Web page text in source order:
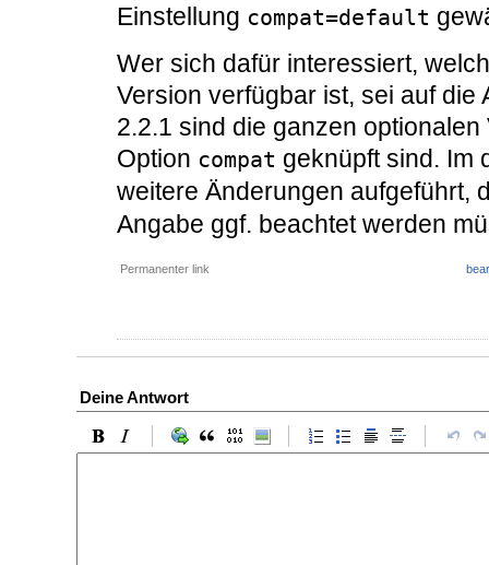
Einstellung compat=default
Wer sich dafür interessiert,
Version verfügbar ist, sei auf die
2.2.1 sind die ganzen
Option compat geknüpft sind. Im
weitere Änderungen aufgeführt,
Angabe ggf. beachtet werden
Permanenter link
Deine Antwort